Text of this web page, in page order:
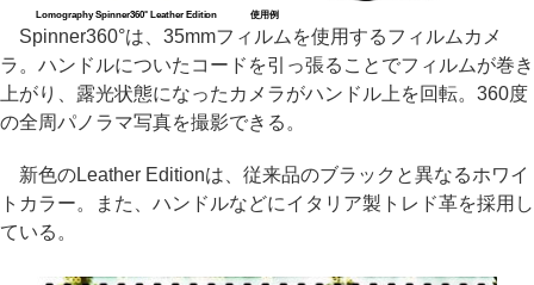
Lomography Spinner360° Leather Edition 使用例
Spinner360°は、35mmフィルムを使用するフィルムカメ
ラ。ハンドルについたコードを引っ張ることでフィルムが巻き
上がり、露光状態になったカメラがハンドル上を回転。360度
の全周パノラマ写真を撮影できる。
新色のLeather Editionは、従来品のブラックと異なるホワイ
トカラー。また、ハンドルなどにイタリア製トレド革を採用し
ている。